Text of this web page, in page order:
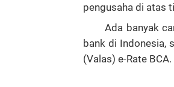
pengusaha di atas
Ada banyak
bank di Indonesia,
(Valas) e-Rate BCA.